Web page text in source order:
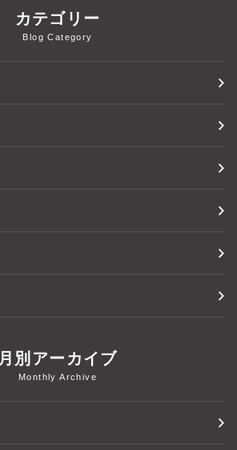
カテゴリー
Blog Category
月別アーカイブ
Monthly Archive